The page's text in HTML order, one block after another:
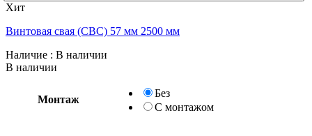
Хит
Винтовая свая (СВС) 57 мм 2500 мм
Наличие : В наличии
В наличии
Монтаж
Без
С монтажом